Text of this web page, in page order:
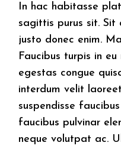
In hac habitasse
sagittis purus sit.
justo donec enim.
Faucibus turpis in
egestas congue
interdum velit
suspendisse
faucibus pulvinar
neque volutpat ac.